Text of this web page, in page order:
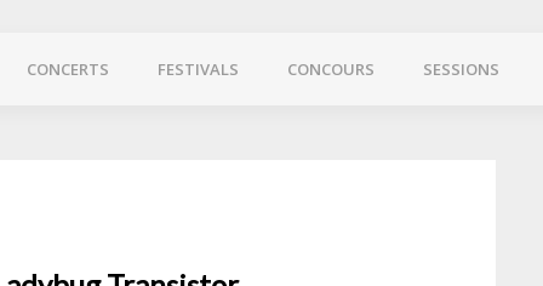
CONCERTS FESTIVALS CONCOURS SESSIONS